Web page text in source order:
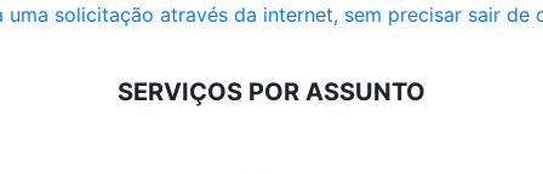
uma solicitação através da internet, sem precisar sair de
SERVIÇOS POR ASSUNTO